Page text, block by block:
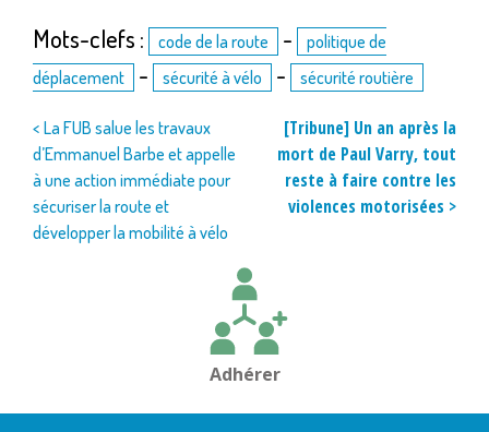
Mots-clefs : code de la route -
politique de
déplacement
- sécurité à vélo - sécurité routière
Navigation
de
l’article
< La FUB salue les travaux
d’Emmanuel Barbe et appelle
à une action immédiate pour
sécuriser la route et
développer la mobilité à vélo
[Tribune] Un an après la
mort de Paul Varry, tout
reste à faire contre les
violences motorisées >
Adhérer